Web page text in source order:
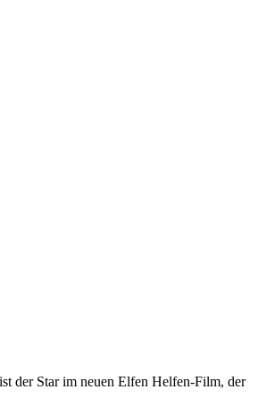
der Star im neuen Elfen Helfen-Film, der